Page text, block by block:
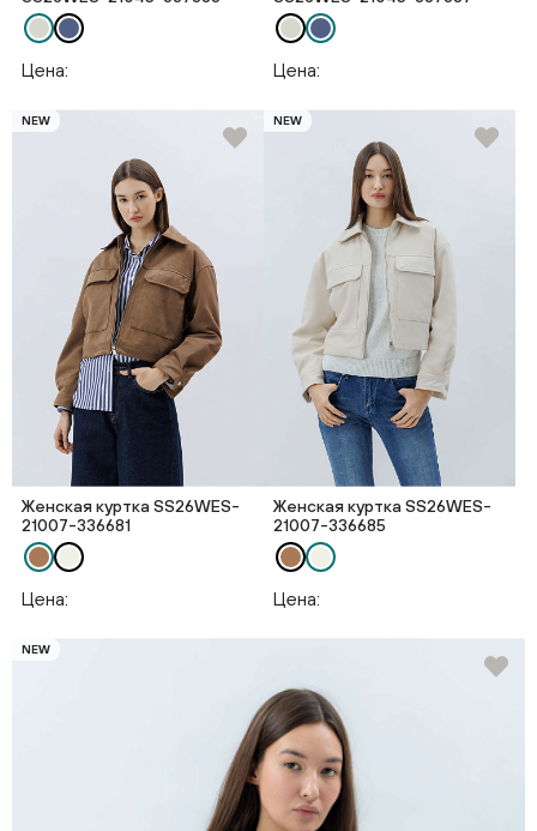
Цена: Цена:
NEW
Женская куртка SS26WES-
21007-336681
Цена:
NEW
Женская куртка SS26WES-
21007-336685
Цена:
NEW